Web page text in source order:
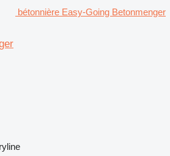
bétonnière Easy-Going Betonmenger